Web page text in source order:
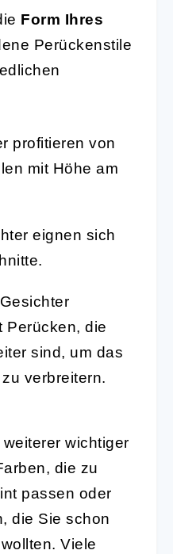
Form Ihres
Perückenstile
profitieren von
mit Höhe am
eignen sich
Perücken, die
sind, um das
verbreitern.
weiterer wichtiger
die zu
passen oder
die Sie schon
Viele